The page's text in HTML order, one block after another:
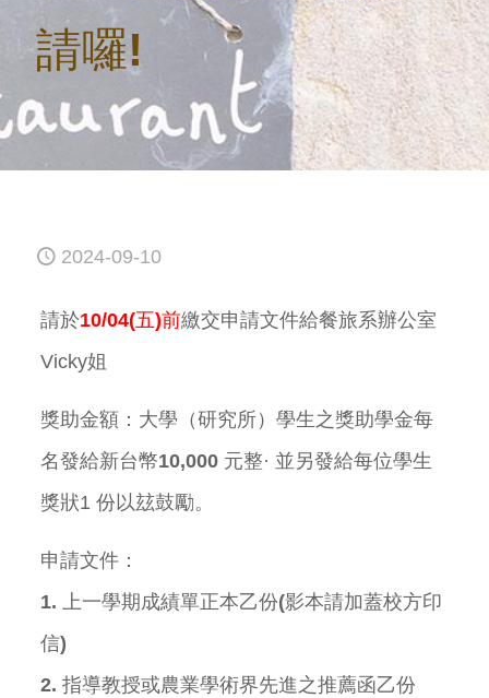
請囉!
2024-09-10
請於10/04(五)前繳交申請文件給餐旅系辦公室
Vicky姐
獎助金額：大學（研究所）學生之獎助學金每
名發給新台幣10,000 元整· 並另發給每位學生
獎狀1 份以玆鼓勵。
申請文件：
1. 上一學期成績單正本乙份(影本請加蓋校方印
信)
2. 指導教授或農業學術界先進之推薦函乙份